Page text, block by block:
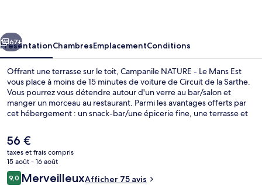
Mans
Est
Suivant
67+
PrésentationChambresEmplacementConditions
Offrant une terrasse sur le toit, Campanile NATURE - Le Mans Est
vous place à moins de 15 minutes de voiture de Circuit de la Sarthe.
Vous pourrez vous détendre autour d'un verre au bar/salon et
manger un morceau au restaurant. Parmi les avantages offerts par
cet hébergement : un snack-bar/une épicerie fine, une terrasse et
Le
prix
actuel
est
de
56 €
taxes et frais compris
15 août - 16 août
Avis
9,09,0 sur 10
MerveilleuxAfficher 75 avis